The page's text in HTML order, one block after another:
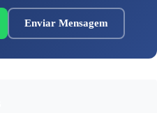
Enviar Mensagem